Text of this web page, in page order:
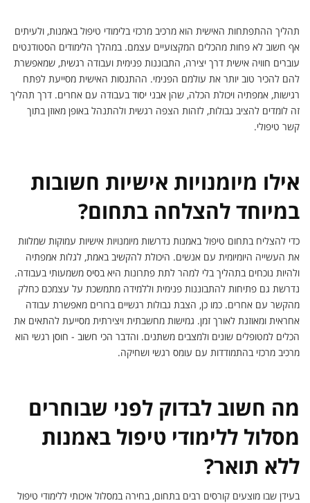
תהליך ההתפתחות האישית הוא מרכיב מרכזי בלימודי טיפול באמנות, ולעיתים
אף חשוב לא פחות מהכלים המקצועיים עצמם. במהלך הלימודים הסטודנטים
עוברים חוויה אישית דרך יצירה, התבוננות פנימית ועבודה רגשית, שמאפשרת
להם להכיר טוב יותר את עולמם הפנימי. ההתנסות האישית מסייעת לפתח
רגישות, אמפתיה ויכולת הכלה, שהן אבני יסוד בעבודה עם אחרים. דרך תהליך
זה לומדים להציב גבולות, לזהות הצפה רגשית ולהתנהל באופן מאוזן בתוך
קשר טיפולי.
אילו מיומנויות אישיות חשובות
במיוחד להצלחה בתחום?
כדי להצליח בתחום טיפול באמנות נדרשות מיומנויות אישיות עמוקות שמלוות
את העשייה היומיומית עם אנשים. היכולת להקשיב באמת, לגלות אמפתיה
ולהיות נוכחים בתהליך בלי למהר לתת פתרונות היא בסיס משמעותי בעבודה.
נדרשת גם פתיחות להתבוננות פנימית וללמידה מתמשכת על עצמכם כחלק
מהקשר עם אחרים. כמו כן, הצבת גבולות רגשיים ברורים מאפשרת עבודה
אחראית ומאוזנת לאורך זמן. גמישות מחשבתית ויצירתית מסייעת להתאים את
הכלים למטופלים שונים ולמצבים משתנים. והדבר הכי חשוב - חוסן רגשי הוא
מרכיב מרכזי בהתמודדות עם עומס רגשי ושחיקה.
מה חשוב לבדוק לפני שבוחרים
מסלול ללימודי טיפול באמנות
ללא תואר?
בעידן שבו מוצעים קורסים רבים בתחום, בחירה במסלול איכותי ללימודי טיפול